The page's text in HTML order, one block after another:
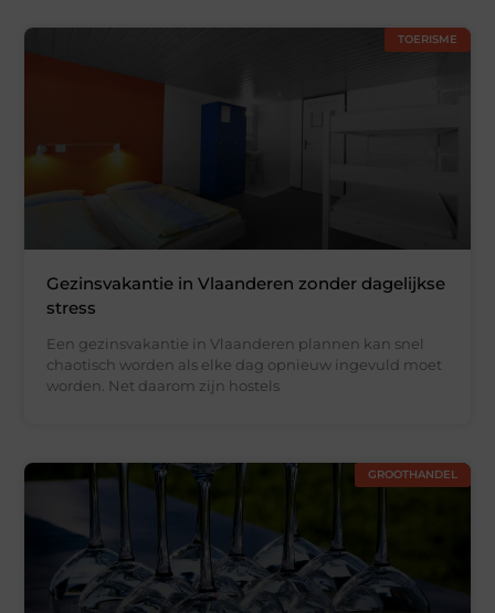
TOERISME
Gezinsvakantie in Vlaanderen zonder dagelijkse
stress
Een gezinsvakantie in Vlaanderen plannen kan snel
chaotisch worden als elke dag opnieuw ingevuld moet
worden. Net daarom zijn hostels
GROOTHANDEL